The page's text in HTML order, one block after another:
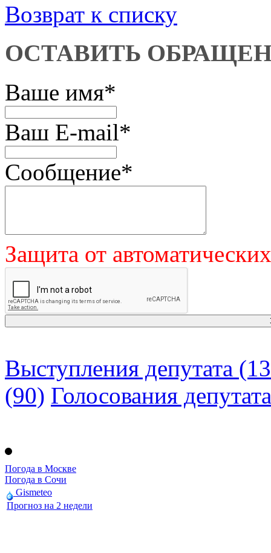
Возврат к списку
ОСТАВИТЬ
Ваше имя*
Ваш E-mail*
Сообщение*
Защита от
Выступления депутата
(90) Голосования депутата
Погода в Москве
Погода в Сочи
Gismeteo
Прогноз на 2 недели